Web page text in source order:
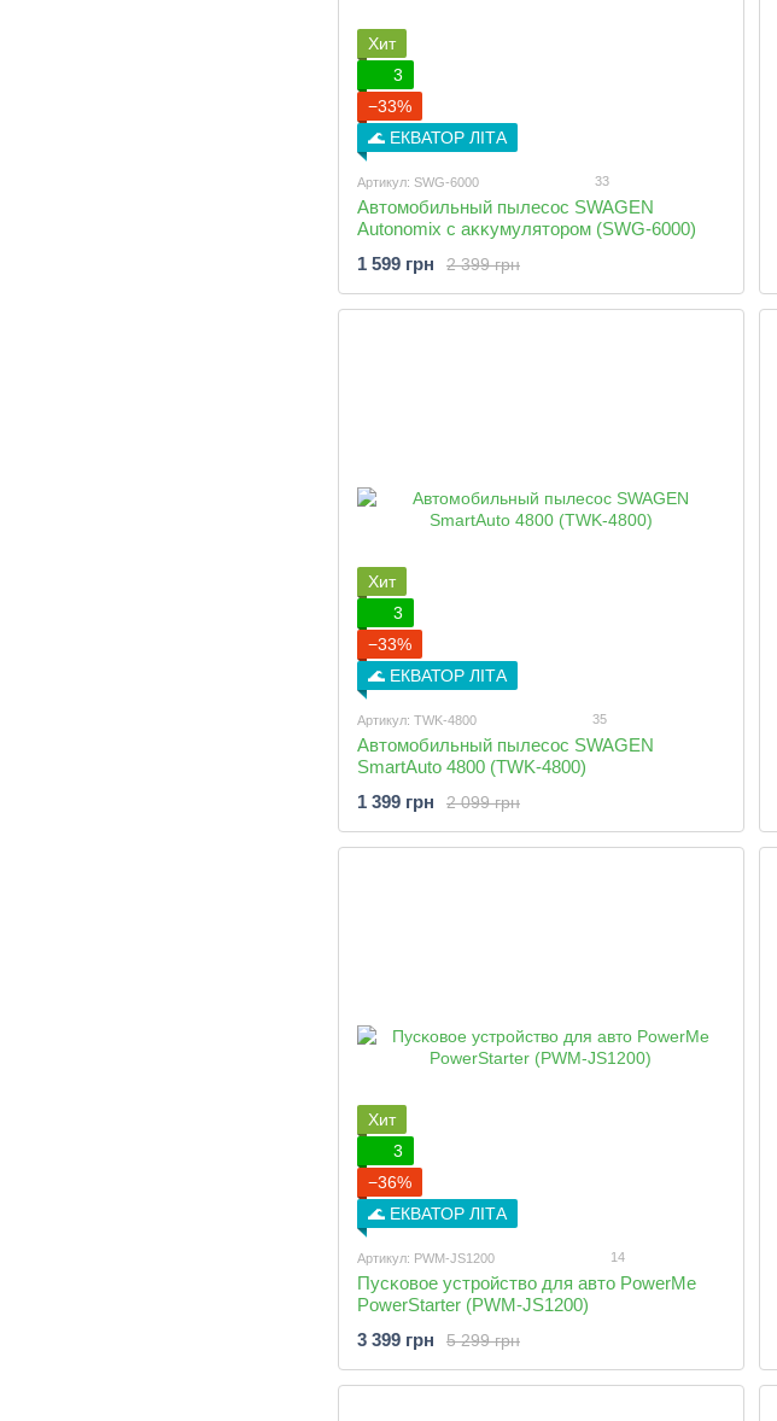
Хит
3
−33%
🌊 ЕКВАТОР ЛІТА
Артикул: SWG-6000 33
Автомобильный пылесос SWAGEN
Autonomix с аĸĸумулятором (SWG-6000)
2 399 грн
1 599 грн
Хит
3
−33%
🌊 ЕКВАТОР ЛІТА
Артикул: TWK-4800 35
Автомобильный пылесос SWAGEN
SmartAuto 4800 (TWK-4800)
2 099 грн
1 399 грн
Хит
3
−36%
🌊 ЕКВАТОР ЛІТА
Артикул: PWM-JS1200 14
Пусĸовое устройство для авто PowerMe
PowerStarter (PWM-JS1200)
5 299 грн
3 399 грн